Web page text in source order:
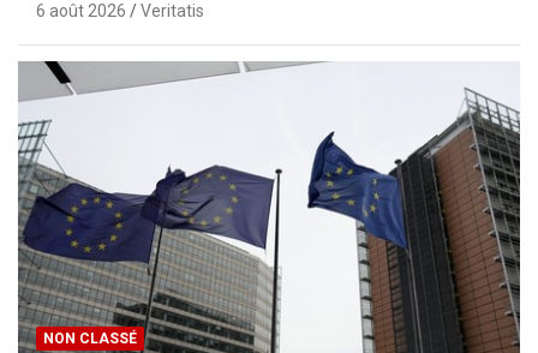
6 août 2026 Veritatis
NON CLASSÉ